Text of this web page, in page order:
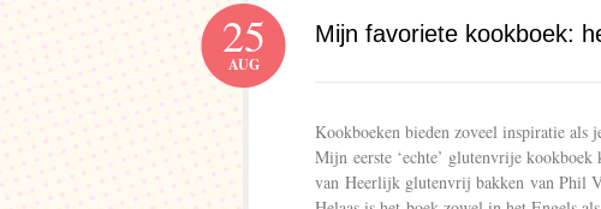
Mijn favoriete kookboek:
25
AUG
Kookboeken bieden zoveel inspiratie als
Mijn eerste ‘echte’ glutenvrije
van Heerlijk glutenvrij bakken van Phil